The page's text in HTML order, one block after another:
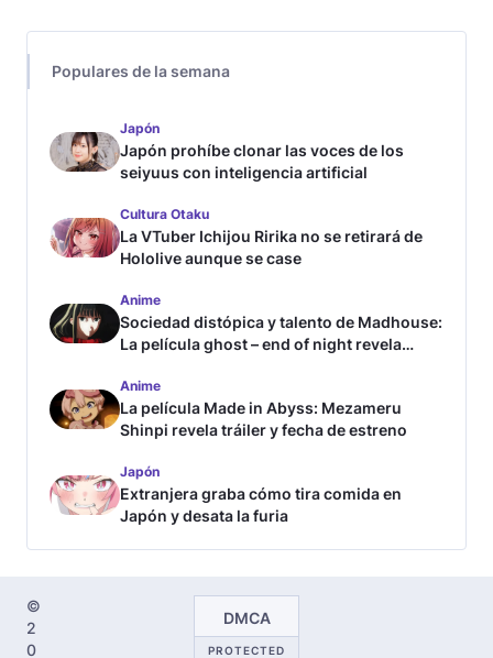
Populares de la semana
Japón
Japón prohíbe clonar las voces de los
seiyuus con inteligencia artificial
Cultura Otaku
La VTuber Ichijou Ririka no se retirará de
Hololive aunque se case
Anime
Sociedad distópica y talento de Madhouse:
La película ghost – end of night revela
Anime
La película Made in Abyss: Mezameru
Shinpi revela tráiler y fecha de estreno
Japón
Extranjera graba cómo tira comida en
Japón y desata la furia
©
2
0
DMCA
PROTECTED